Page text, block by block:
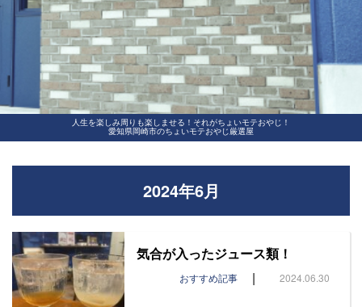
人生を楽しみ周りも楽しませる！それがちょいモテおやじ！
愛知県岡崎市のちょいモテおやじ厳選屋
2024年6月
気合が入ったジュース類！
おすすめ記事 | 2024.06.30